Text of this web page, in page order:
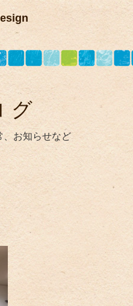
グ
、お知らせなど